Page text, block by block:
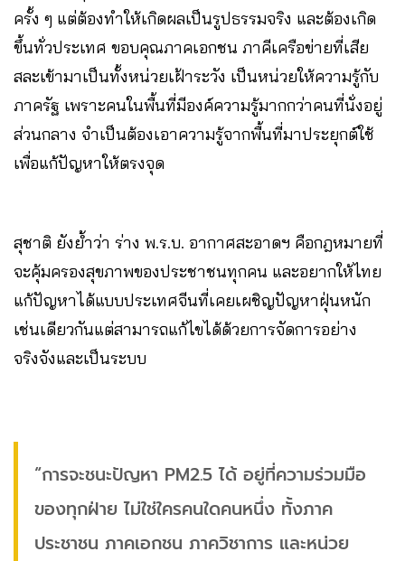
ครั้ง ๆ แต่ต้องทำให้เกิดผลเป็นรูปธรรมจริง และต้องเกิด
ขึ้นทั่วประเทศ ขอบคุณภาคเอกชน ภาคีเครือข่ายที่เสีย
สละเข้ามาเป็นทั้งหน่วยเฝ้าระวัง เป็นหน่วยให้ความรู้กับ
ภาครัฐ เพราะคนในพื้นที่มีองค์ความรู้มากกว่าคนที่นั่งอยู่
ส่วนกลาง จำเป็นต้องเอาความรู้จากพื้นที่มาประยุกต์ใช้
เพื่อแก้ปัญหาให้ตรงจุด
สุชาติ ยังย้ำว่า ร่าง พ.ร.บ. อากาศสะอาดฯ คือกฎหมายที่
จะคุ้มครองสุขภาพของประชาชนทุกคน และอยากให้ไทย
แก้ปัญหาได้แบบประเทศจีนที่เคยเผชิญปัญหาฝุ่นหนัก
เช่นเดียวกันแต่สามารถแก้ไขได้ด้วยการจัดการอย่าง
จริงจังและเป็นระบบ
“การจะชนะปัญหา PM2.5 ได้ อยู่ที่ความร่วมมือ
ของทุกฝ่าย ไม่ใช่ใครคนใดคนหนึ่ง ทั้งภาค
ประชาชน ภาคเอกชน ภาควิชาการ และหน่วย